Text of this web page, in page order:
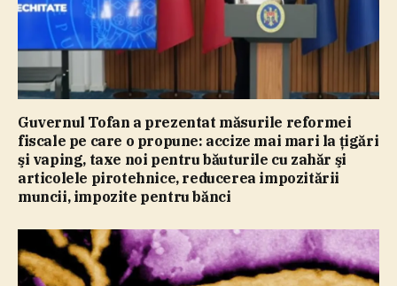
Guvernul Tofan a prezentat măsurile reformei
fiscale pe care o propune: accize mai mari la ţigări
şi vaping, taxe noi pentru băuturile cu zahăr şi
articolele pirotehnice, reducerea impozitării
muncii, impozite pentru bănci